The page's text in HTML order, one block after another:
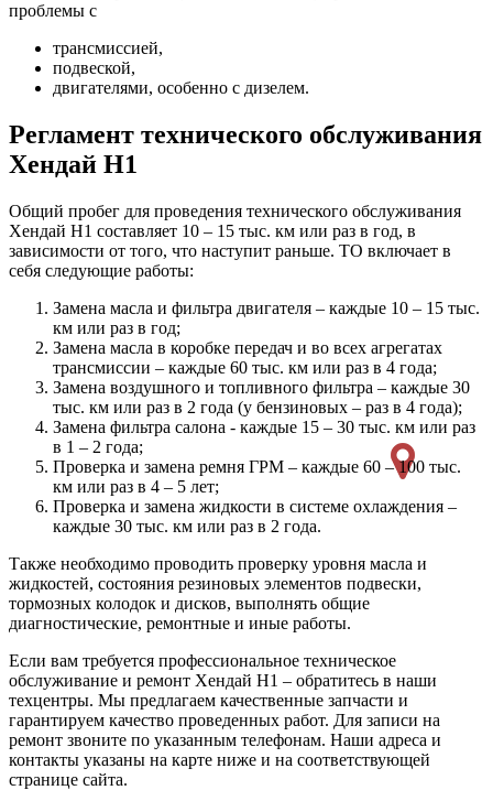
проблемы с
трансмиссией,
подвеской,
двигателями, особенно с дизелем.
Регламент технического обслуживания
Хендай H1
Общий пробег для проведения технического обслуживания
Хендай Н1 составляет 10 – 15 тыс. км или раз в год, в
зависимости от того, что наступит раньше. ТО включает в
себя следующие работы:
Замена масла и фильтра двигателя – каждые 10 – 15 тыс.
км или раз в год;
Замена масла в коробке передач и во всех агрегатах
трансмиссии – каждые 60 тыс. км или раз в 4 года;
Замена воздушного и топливного фильтра – каждые 30
тыс. км или раз в 2 года (у бензиновых – раз в 4 года);
Замена фильтра салона - каждые 15 – 30 тыс. км или раз
в 1 – 2 года;
Проверка и замена ремня ГРМ – каждые 60 – 100 тыс.
км или раз в 4 – 5 лет;
Проверка и замена жидкости в системе охлаждения –
каждые 30 тыс. км или раз в 2 года.
Также необходимо проводить проверку уровня масла и
жидкостей, состояния резиновых элементов подвески,
тормозных колодок и дисков, выполнять общие
диагностические, ремонтные и иные работы.
Если вам требуется профессиональное техническое
обслуживание и ремонт Хендай Н1 – обратитесь в наши
техцентры. Мы предлагаем качественные запчасти и
гарантируем качество проведенных работ. Для записи на
ремонт звоните по указанным телефонам. Наши адреса и
контакты указаны на карте ниже и на соответствующей
странице сайта.